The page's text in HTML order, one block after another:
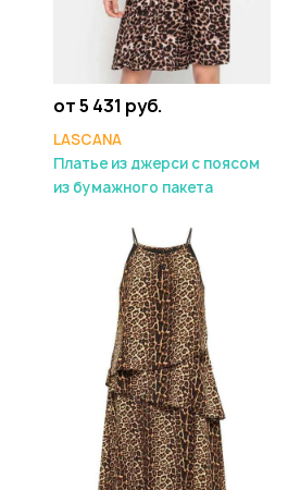
от 5 431 руб.
LASCANA
Платье из джерси с поясом
из бумажного пакета